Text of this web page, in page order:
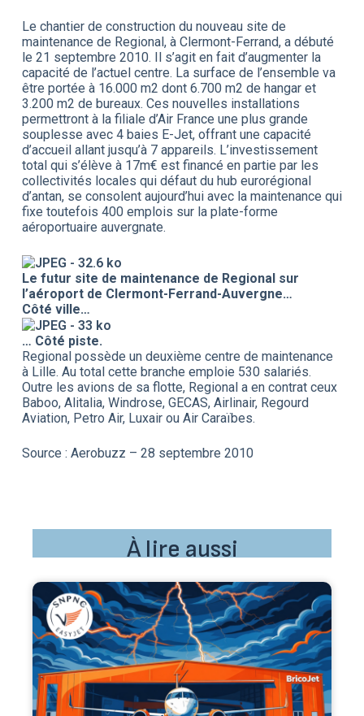
Le chantier de construction du nouveau site de
maintenance de Regional, à Clermont-Ferrand, a débuté
le 21 septembre 2010. Il s’agit en fait d’augmenter la
capacité de l’actuel centre. La surface de l’ensemble va
être portée à 16.000 m2 dont 6.700 m2 de hangar et
3.200 m2 de bureaux. Ces nouvelles installations
permettront à la filiale d’Air France une plus grande
souplesse avec 4 baies E-Jet, offrant une capacité
d’accueil allant jusqu’à 7 appareils. L’investissement
total qui s’élève à 17m€ est financé en partie par les
collectivités locales qui défaut du hub eurorégional
d’antan, se consolent aujourd’hui avec la maintenance qui
fixe toutefois 400 emplois sur la plate-forme
aéroportuaire auvergnate.
Le futur site de maintenance de Regional sur
l’aéroport de Clermont-Ferrand-Auvergne…
Côté ville…
… Côté piste.
Regional possède un deuxième centre de maintenance
à Lille. Au total cette branche emploie 530 salariés.
Outre les avions de sa flotte, Regional a en contrat ceux
Baboo, Alitalia, Windrose, GECAS, Airlinair, Regourd
Aviation, Petro Air, Luxair ou Air Caraïbes.
Source : Aerobuzz – 28 septembre 2010
À lire aussi